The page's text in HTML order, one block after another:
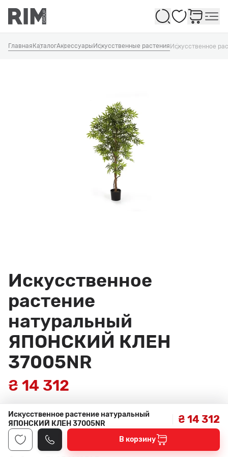
Избранное
Главная КаталогАксессуары Искусственные растенияИскусственное
Искусственное
растение
натуральный
ЯПОНСКИЙ КЛЕН
37005NR
₴ 14 312
Искусственное растение натуральный
ЯПОНСКИЙ КЛЕН 37005NR
₴ 14 312
В корзину